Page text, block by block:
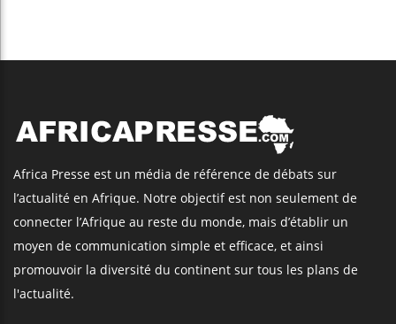
Africa Presse est un média de référence de débats sur
l’actualité en Afrique. Notre objectif est non seulement de
connecter l’Afrique au reste du monde, mais d’établir un
moyen de communication simple et efficace, et ainsi
promouvoir la diversité du continent sur tous les plans de
l'actualité.